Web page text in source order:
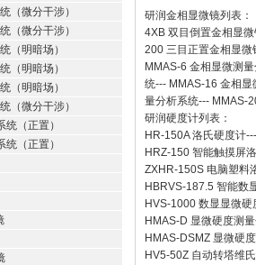
（微分干涉）
（微分干涉）
（明暗场）
（明暗场）
（明暗场）
（微分干涉）
（正置）
（正置）
研润金相显微镜列表：
4XB 双目倒置金相显
200 三目正置金相显微
MMAS-6 金相显微测
统--- MMAS-16 金相显
量分析系统--- MMAS-
研润硬度计列表：
HR-150A 洛氏硬度计
HRZ-150 智能触摸屏
ZXHR-150S 电脑塑料
HBRVS-187.5 智能数
HVS-1000 数显显微硬
HMAS-D 显微硬度测
HMAS-DSMZ 显微硬
HV5-50Z 自动转塔维